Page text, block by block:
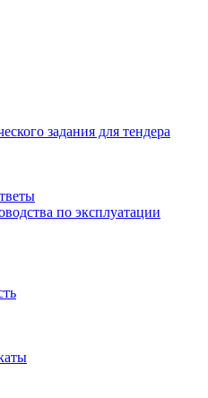
задания для тендера
по эксплуатации